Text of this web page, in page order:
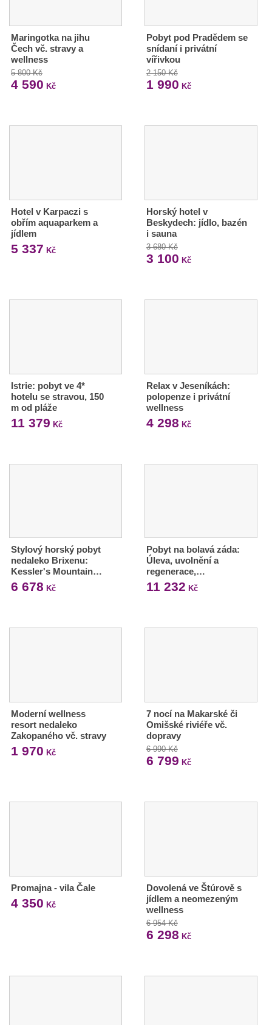
Maringotka na jihu
Čech vč. stravy a
wellness
5 800 Kč
4 590 Kč
Pobyt pod Pradědem se
snídaní i privátní
vířivkou
2 150 Kč
1 990 Kč
Hotel v Karpaczi s
obřím aquaparkem a
jídlem
5 337 Kč
Horský hotel v
Beskydech: jídlo, bazén
i sauna
3 680 Kč
3 100 Kč
Istrie: pobyt ve 4*
hotelu se stravou, 150
m od pláže
11 379 Kč
Relax v Jeseníkách:
polopenze i privátní
wellness
4 298 Kč
Stylový horský pobyt
nedaleko Brixenu:
Kessler's Mountain…
6 678 Kč
Pobyt na bolavá záda:
Úleva, uvolnění a
regenerace,…
11 232 Kč
Moderní wellness
resort nedaleko
Zakopaného vč. stravy
1 970 Kč
7 nocí na Makarské či
Omišské riviéře vč.
dopravy
6 990 Kč
6 799 Kč
Promajna - vila Čale
4 350 Kč
Dovolená ve Štúrově s
jídlem a neomezeným
wellness
6 954 Kč
6 298 Kč